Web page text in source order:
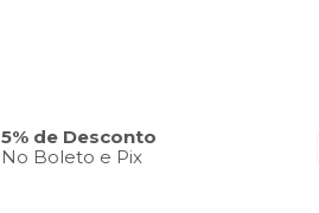
5% de Desconto
No Boleto e Pix